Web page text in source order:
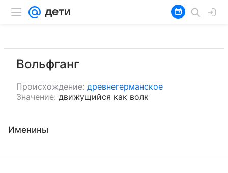
Вольфганг
Происхождение: древнегерманское
Значение: движущийся как волк
Именины